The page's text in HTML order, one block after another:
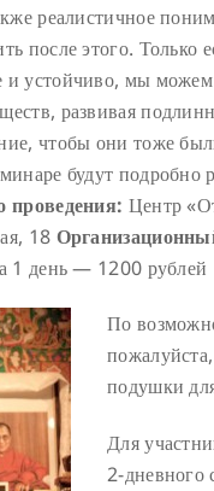
реалистичное
после этого. Только
и устойчиво, мы можем
развивая
чтобы они тоже
будут подробно
проведения: Центр
18
1 день — 1200 рублей
По
подушки
Для
2-